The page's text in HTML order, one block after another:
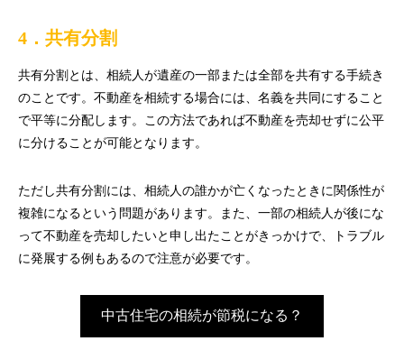
4．共有分割
共有分割とは、相続人が遺産の一部または全部を共有する手続き
のことです。不動産を相続する場合には、名義を共同にすること
で平等に分配します。この方法であれば不動産を売却せずに公平
に分けることが可能となります。
ただし共有分割には、相続人の誰かが亡くなったときに関係性が
複雑になるという問題があります。また、一部の相続人が後にな
って不動産を売却したいと申し出たことがきっかけで、トラブル
に発展する例もあるので注意が必要です。
中古住宅の相続が節税になる？